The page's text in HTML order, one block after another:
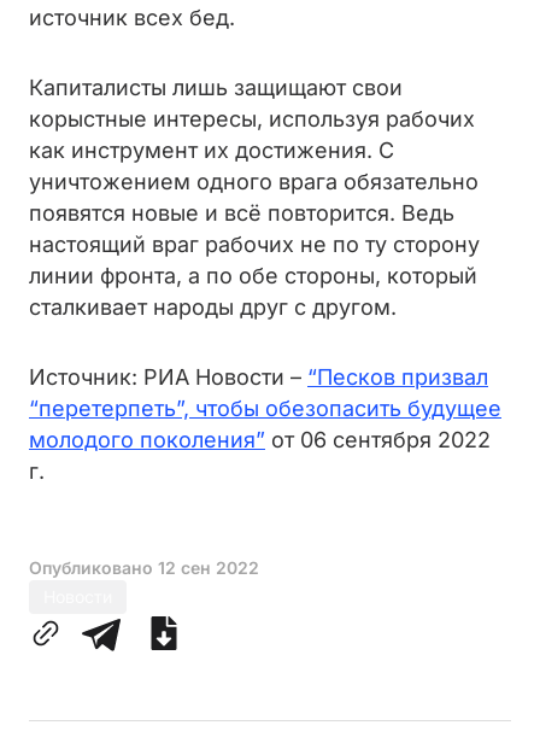
источник всех бед.
Капиталисты лишь защищают свои
корыстные интересы, используя рабочих
как инструмент их достижения. С
уничтожением одного врага обязательно
появятся новые и всё повторится. Ведь
настоящий враг рабочих не по ту сторону
линии фронта, а по обе стороны, который
сталкивает народы друг с другом.
Источник: РИА Новости – “Песков призвал
“перетерпеть”, чтобы обезопасить будущее
молодого поколения” от 06 сентября 2022
г.
Опубликовано 12 сен 2022